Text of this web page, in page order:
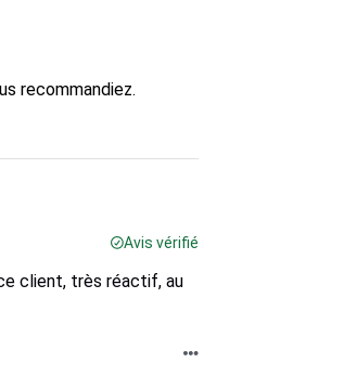
recommandiez.
Avis vérifié
client, très réactif, au